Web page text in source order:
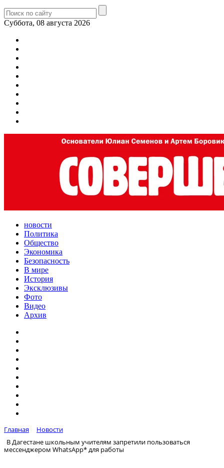
Суббота, 08 августа 2026
новости
Политика
Общество
Экономика
Безопасность
В мире
История
Эксклюзивы
Фото
Видео
Архив
Главная
Новости
В Дагестане школьным учителям запретили пользоваться
мессенджером WhatsApp* для работы